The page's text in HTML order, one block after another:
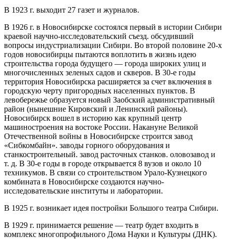
В 1923 г. выходит 27 газет и журналов.
В 1926 г. в Новосибирске состоялся первый в истории Сибири
краевой научно-исследовательский съезд. обсудивший
вопросы индустриализации Сибири. Во второй половине 20-х
годов новосибирцы пытаются воплотить в жизнь идею
строительства города будущего — города широких улиц и
многочисленных зеленых садов и скверов. В 30-е годы
территория Новосибирска расширяется за счет включения в
городскую черту пригородных населенных пунктов. В
левобережье образуется новый Заобский административный
район (нынешние Кировский и Ленинский районы).
Новосибирск вошел в историю как крупный центр
машиностроения на востоке России. Накануне Великой
Отечественной войны в Новосибирске строится завод
«Сибкомбайн». заводы горного оборудования и
станкостроительный. завод расточных станков. оловозавод и
т. д. В 30-е годы в городе открывается 8 вузов и около 10
техникумов. В связи со строительством Урало-Кузнецкого
комбината в Новосибирске создаются научно-
исследовательские институты и лаборатории.
В 1925 г. возникает идея постройки Большого театра Сибири.
В 1929 г. принимается решение — театр будет входить в
комплекс многопрофильного Дома Науки и Культуры (ДНК).